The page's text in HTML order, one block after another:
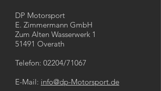
DP Motorsport
E. Zimmermann GmbH
Zum Alten Wasserwerk 1
51491 Overath
Telefon: 02204/71067
E-Mail: info@dp-Motorsport.de